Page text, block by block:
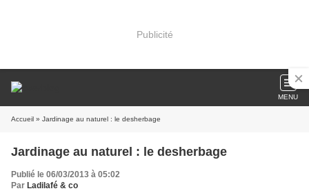
Publicité
MENU
Accueil » Jardinage au naturel : le desherbage
Jardinage au naturel : le desherbage
Publié le 06/03/2013 à 05:02
Par Ladilafé & co